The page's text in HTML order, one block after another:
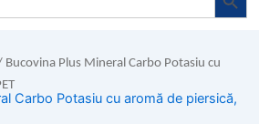
Bucovina Plus Mineral Carbo Potasiu cu